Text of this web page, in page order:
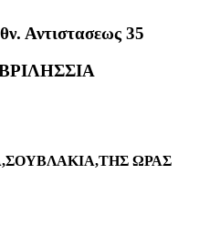
Αντιστασεως 35
ΩΡΑΣ